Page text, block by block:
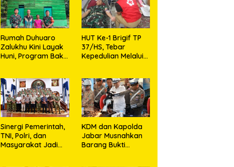
Sijarango
Rumah Duhuaro
Zalukhu Kini Layak
Huni, Program Bakti
Nias Utara
HUT Ke-1 Brigif TP
37/HS, Tebar
Kepedulian Melalui
Harapan Hidup Bagi
Yang
Membutuhkan
Sinergi Pemerintah,
TNI, Polri, dan
Masyarakat Jadi
KDM dan Kapolda
Jabar Musnahkan
Barang Bukti